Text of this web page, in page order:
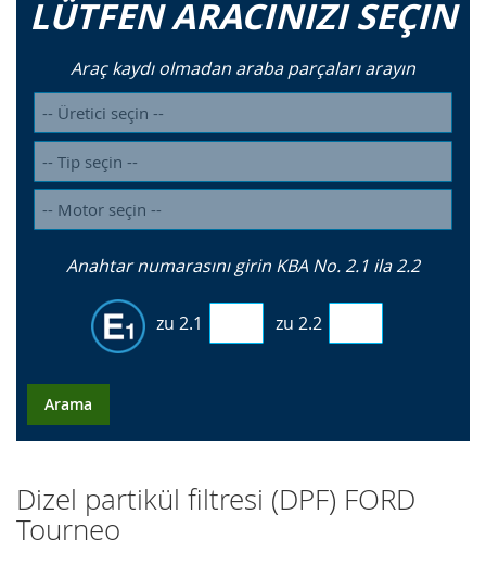
LÜTFEN ARACINIZI SEÇIN
Araç kaydı olmadan araba parçaları arayın
Anahtar numarasını girin KBA No. 2.1 ila 2.2
zu 2.1 zu 2.2
Arama
Dizel partikül filtresi (DPF) FORD
Tourneo